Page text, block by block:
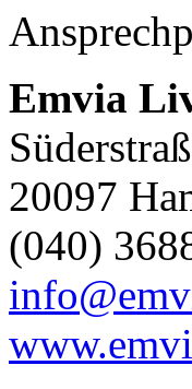
Emvia
20097
(040)